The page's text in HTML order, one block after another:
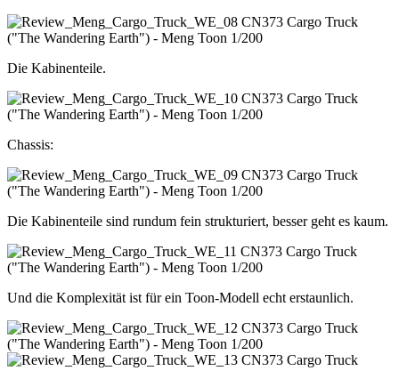
Die Kabinenteile.
Chassis:
Die Kabinenteile sind rundum fein strukturiert, besser geht es kaum.
Und die Komplexität ist für ein Toon-Modell echt erstaunlich.